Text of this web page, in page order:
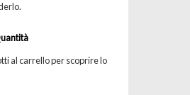
al carrello per scoprire lo